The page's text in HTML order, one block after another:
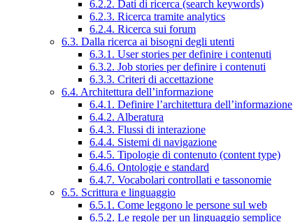
6.2.2. Dati di ricerca (search keywords)
6.2.3. Ricerca tramite analytics
6.2.4. Ricerca sui forum
6.3. Dalla ricerca ai bisogni degli utenti
6.3.1. User stories per definire i contenuti
6.3.2. Job stories per definire i contenuti
6.3.3. Criteri di accettazione
6.4. Architettura dell’informazione
6.4.1. Definire l’architettura dell’informazione
6.4.2. Alberatura
6.4.3. Flussi di interazione
6.4.4. Sistemi di navigazione
6.4.5. Tipologie di contenuto (content type)
6.4.6. Ontologie e standard
6.4.7. Vocabolari controllati e tassonomie
6.5. Scrittura e linguaggio
6.5.1. Come leggono le persone sul web
6.5.2. Le regole per un linguaggio semplice